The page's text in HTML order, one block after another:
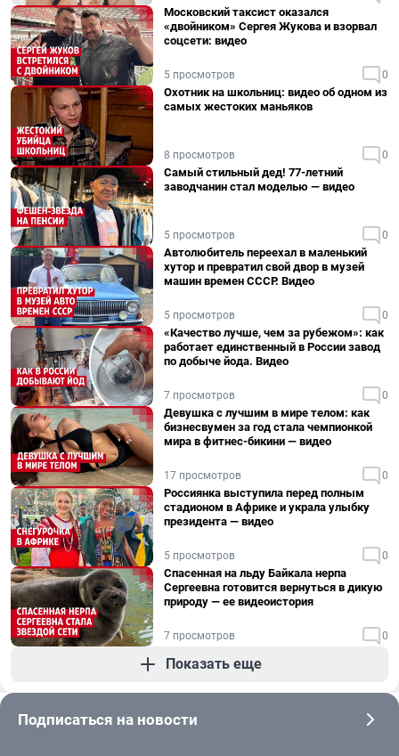
Московский таксист оказался
«двойником» Сергея Жукова и взорвал
соцсети: видео
5 просмотров 0
Охотник на школьниц: видео об одном из
самых жестоких маньяков
8 просмотров 0
Самый стильный дед! 77-летний
заводчанин стал моделью — видео
5 просмотров 0
Автолюбитель переехал в маленький
хутор и превратил свой двор в музей
машин времен СССР. Видео
5 просмотров 0
«Качество лучше, чем за рубежом»: как
работает единственный в России завод
по добыче йода. Видео
7 просмотров 0
Девушка с лучшим в мире телом: как
бизнесвумен за год стала чемпионкой
мира в фитнес-бикини — видео
17 просмотров 0
Россиянка выступила перед полным
стадионом в Африке и украла улыбку
президента — видео
5 просмотров 0
Спасенная на льду Байкала нерпа
Сергеевна готовится вернуться в дикую
природу — ее видеоистория
7 просмотров 0
Показать еще
Подписаться на новости